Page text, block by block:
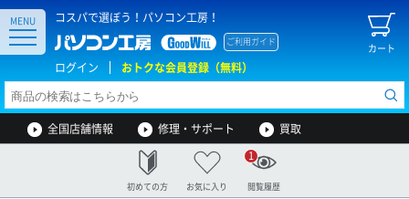
コスパで選ぼう！パソコン工房！
カート
ご利用ガイド
ログイン おトクな会員登録（無料）
MENU
全国店舗情報 修理・サポート 買取
初めての方 お気に入り 閲覧履歴
1